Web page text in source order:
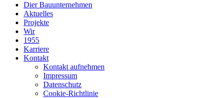
Dier Bauunternehmen
Aktuelles
Projekte
Wir
1955
Karriere
Kontakt
Kontakt aufnehmen
Impressum
Datenschutz
Cookie-Richtlinie